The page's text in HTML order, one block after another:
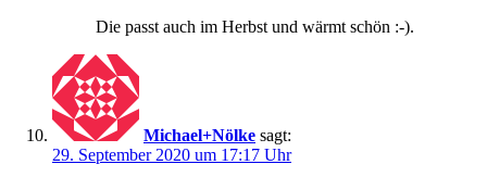
Die passt auch im Herbst und wärmt schön :-).
Michael+Nölke sagt:
29. September 2020 um 17:17 Uhr